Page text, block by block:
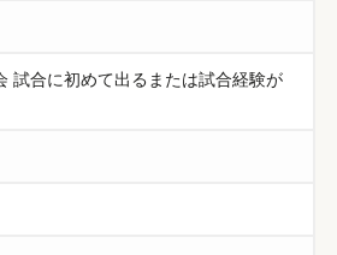
試合に初めて出るまたは試合経験が